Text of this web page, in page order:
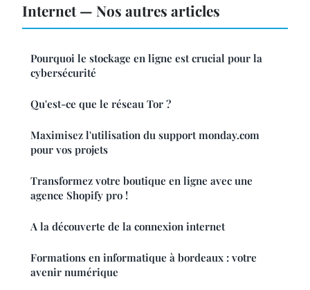
Internet — Nos autres articles
Pourquoi le stockage en ligne est crucial pour la
cybersécurité
Qu'est-ce que le réseau Tor ?
Maximisez l'utilisation du support monday.com
pour vos projets
Transformez votre boutique en ligne avec une
agence Shopify pro !
A la découverte de la connexion internet
Formations en informatique à bordeaux : votre
avenir numérique